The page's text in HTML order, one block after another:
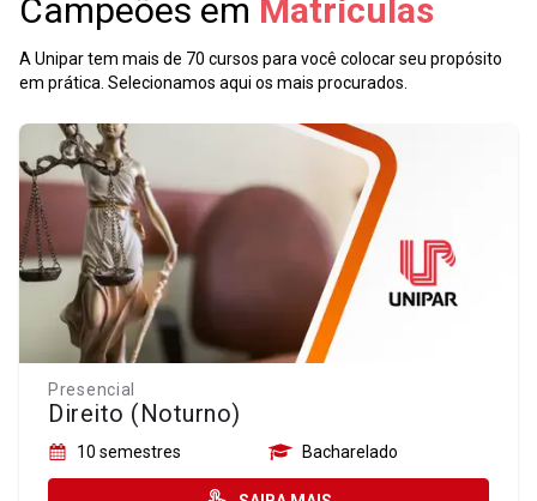
Campeões em Matrículas
A Unipar tem mais de 70 cursos para você colocar seu propósito
em prática. Selecionamos aqui os mais procurados.
Presencial
Direito (Noturno)
10 semestres Bacharelado